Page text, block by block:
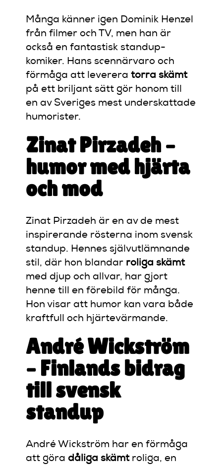
Många känner igen Dominik Henzel
från filmer och TV, men han är
också en fantastisk standup-
komiker. Hans scennärvaro och
förmåga att levereratorra skämt
på ett briljant sätt gör honom till
en av Sveriges mest underskattade
humorister.
Zinat Pirzadeh –
humor med hjärta
och mod
Zinat Pirzadeh är en av de mest
inspirerande rösterna inom svensk
standup. Hennes självutlämnande
stil, där hon blandar roliga skämt
med djup och allvar, har gjort
henne till en förebild för många.
Hon visar att humor kan vara både
kraftfull och hjärtevärmande.
André Wickström
– Finlands bidrag
till svensk
standup
André Wickström har en förmåga
att göra dåliga skämtroliga, en